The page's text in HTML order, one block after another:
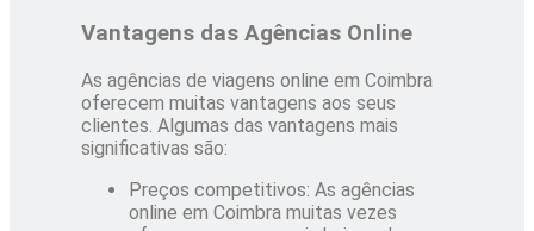
Vantagens das Agências Online
As agências de viagens online em Coimbra
oferecem muitas vantagens aos seus
clientes. Algumas das vantagens mais
significativas são:
Preços competitivos: As agências
online em Coimbra muitas vezes